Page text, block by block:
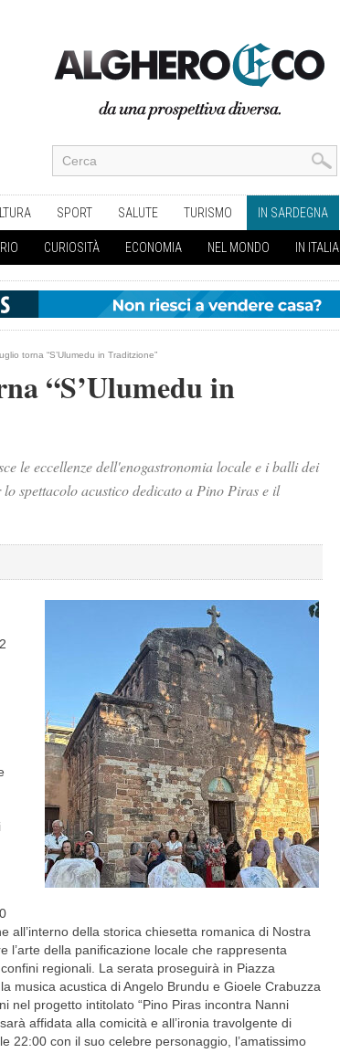
SPORT SALUTE TURISMO IN SARDEGNA
CURIOSITÀ ECONOMIA NEL MONDO IN ITALIA
torna “S’Ulumedu in Traditzione”
“S’Ulumedu in
le eccellenze dell'enogastronomia locale e i balli dei
spettacolo acustico dedicato a Pino Piras e il
all’interno della storica chiesetta romanica di Nostra
l’arte della panificazione locale che rappresenta
regionali. La serata proseguirà in Piazza
musica acustica di Angelo Brundu e Gioele Crabuzza
nel progetto intitolato “Pino Piras incontra Nanni
affidata alla comicità e all’ironia travolgente di
22:00 con il suo celebre personaggio, l’amatissimo